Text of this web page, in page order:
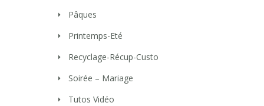
Pâques
Printemps-Eté
Recyclage-Récup-Custo
Soirée – Mariage
Tutos Vidéo